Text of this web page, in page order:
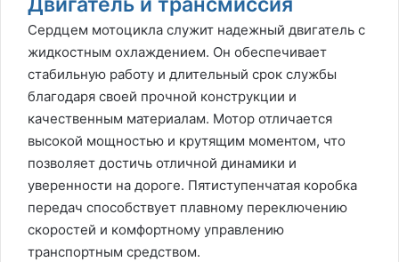
Сердцем мотоцикла служит надежный двигатель с
жидкостным охлаждением. Он обеспечивает
стабильную работу и длительный срок службы
благодаря своей прочной конструкции и
качественным материалам. Мотор отличается
высокой мощностью и крутящим моментом, что
позволяет достичь отличной динамики и
уверенности на дороге. Пятиступенчатая коробка
передач способствует плавному переключению
скоростей и комфортному управлению
транспортным средством.